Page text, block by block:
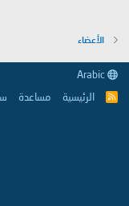
الأعضاء
R
الرئيسية مساعدة